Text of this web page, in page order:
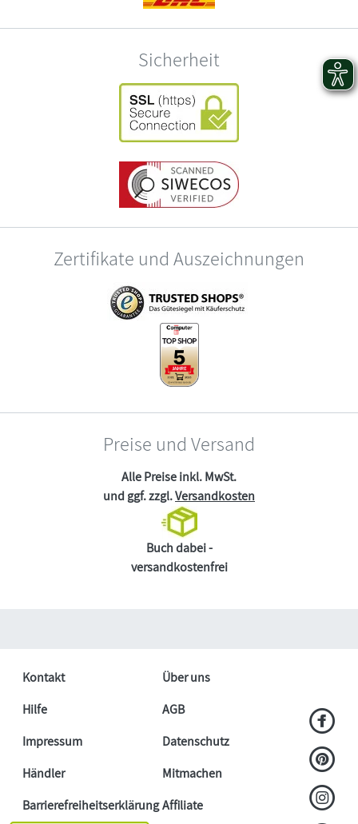
Sicherheit
Zertifikate und Auszeichnungen
Preise und Versand
Alle Preise inkl. MwSt.
und ggf. zzgl.Versandkosten
Buch dabei -
versandkostenfrei
Kontakt
Über uns
Hilfe
AGB
Impressum
Datenschutz
Händler
Mitmachen
BarrierefreiheitserklärungAffiliate